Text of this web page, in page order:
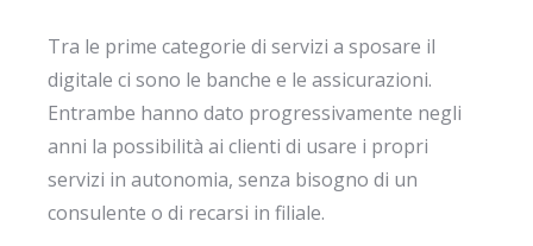
Tra le prime categorie di servizi a sposare il
digitale ci sono le banche e le assicurazioni.
Entrambe hanno dato progressivamente negli
anni la possibilità ai clienti di usare i propri
servizi in autonomia, senza bisogno di un
consulente o di recarsi in filiale.